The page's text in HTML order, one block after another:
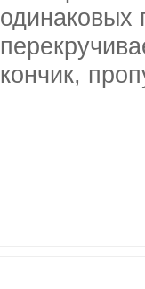
одинаковых
кончик,